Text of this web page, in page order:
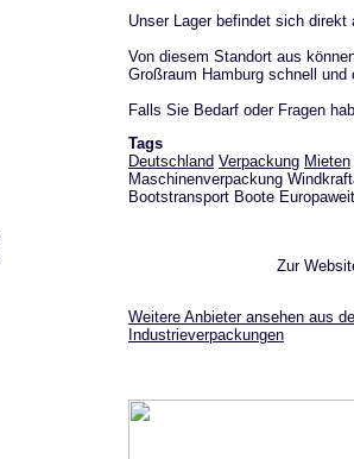
Unser Lager befindet sich
Von diesem Standort aus
Großraum Hamburg schnell
Falls Sie Bedarf oder Fragen
Tags
Deutschland Verpackung Mieten
Maschinenverpackung
Bootstransport Boote
Zur
Weitere Anbieter ansehen aus
Industrieverpackungen